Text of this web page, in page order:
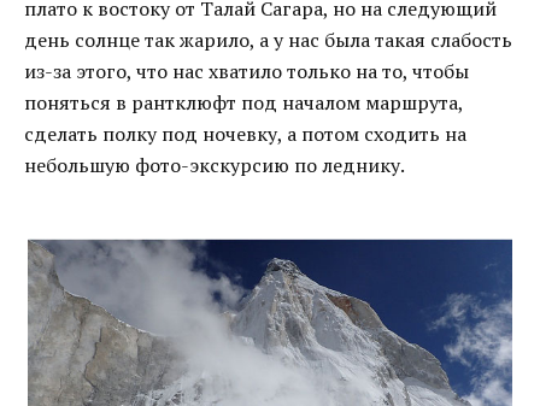
плато к востоку от Талай Сагара, но на следующий
день солнце так жарило, а у нас была такая слабость
из-за этого, что нас хватило только на то, чтобы
поняться в рантклюфт под началом маршрута,
сделать полку под ночевку, а потом сходить на
небольшую фото-экскурсию по леднику.